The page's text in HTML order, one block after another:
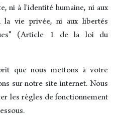
ni à l'identité humaine, ni aux
vie privée, ni aux libertés
(Article 1 de la loi du
que nous mettons à votre
sur notre site internet. Nous
les règles de fonctionnement